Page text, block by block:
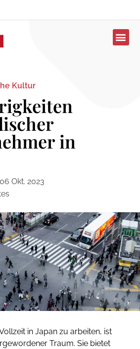
Kultur
in
06 Okt. 2023
in Japan zu arbeiten, ist
Traum. Sie bietet